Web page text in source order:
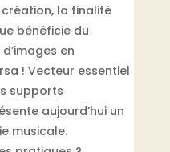
création, la finalité
bénéficie du
en
! Vecteur essentiel
supports
aujourd’hui un
musicale.